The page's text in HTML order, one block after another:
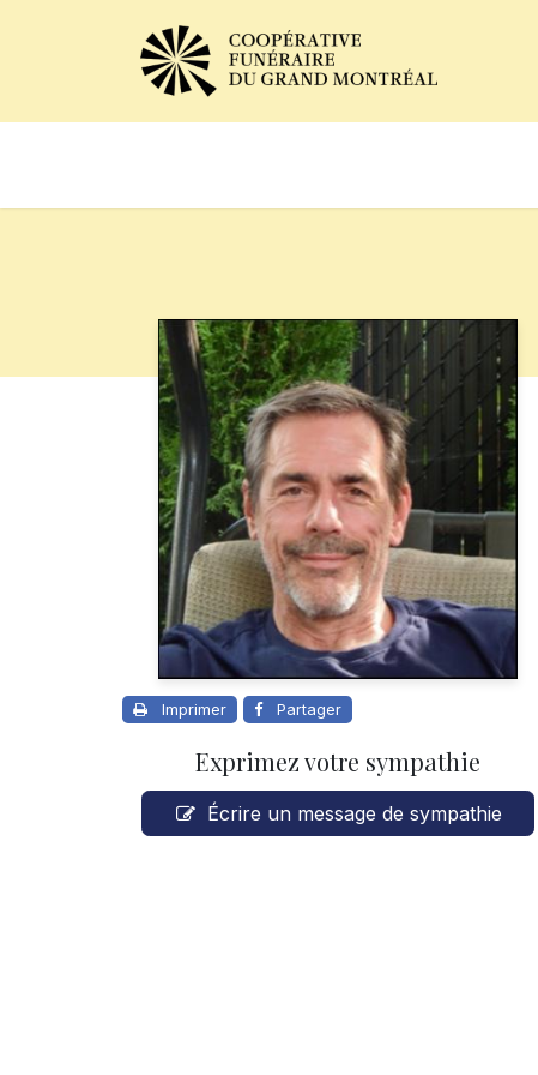
Imprimer Partager
Exprimez votre sympathie
Écrire un message de sympathie